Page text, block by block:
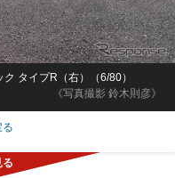
《写真撮影 鈴木則彦》
タイプR（右）（6/80）
る